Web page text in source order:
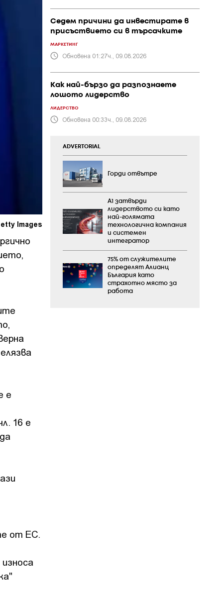
Images
е
16 е
от ЕС.
Седем причини да инвестирате в
присъствието си в търсачките
МАРКЕТИНГ
Обновена 01:27ч., 09.08.2026
Как най-бързо да разпознаете
лошото лидерство
ЛИДЕРСТВО
Обновена 00:33ч., 09.08.2026
ADVERTORIAL
Горди отвътре
А1 затвърди
лидерството си като
най-голямата
технологична компания
и системен
интегратор
75% от служителите
определят Алианц
България като
страхотно място за
работа